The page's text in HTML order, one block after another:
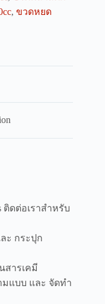
, ขวดหยด
ติดต่อเราสำหรับ
ะ กระปุก
สารเคมี
มแบบ และ จัดทำ